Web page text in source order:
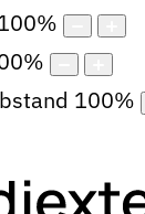
%
%
100%